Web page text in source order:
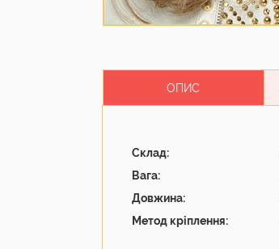
ОПИС
Склад:
Вага:
Довжина:
Метод кріплення: